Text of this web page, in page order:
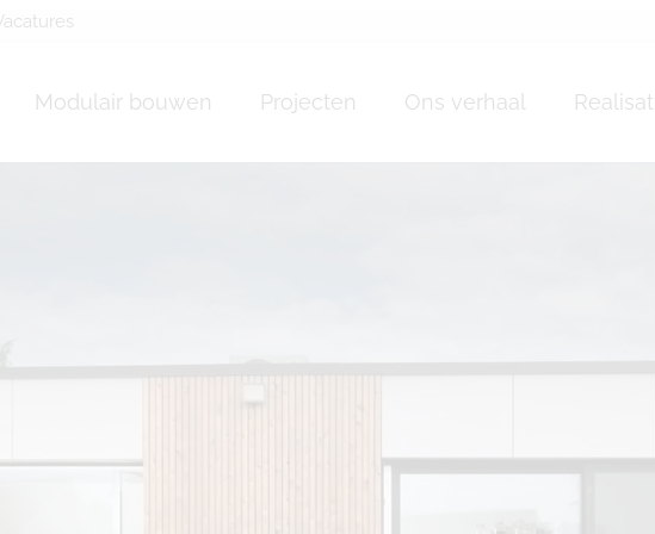
Modulair bouwen Projecten Ons verhaal
Somme-Leuze